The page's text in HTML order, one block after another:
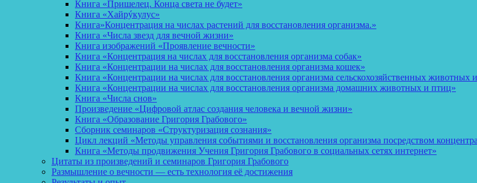
Книга «Пришелец. Конца света не будет»
Книга «Хайрýкулус»
Книга»Концентрация на числах растений для восстановления организма.»
Книга «Числа звезд для вечной жизни»
Книга изображений «Проявление вечности»
Книга «Концентрация на числах для восстановления организма собак»
Книга «Концентрации на числах для восстановления организма кошек»
Книга «Концентрации на числах для восстановления организма сельскохозяйственных животных
Книга «Концентрации на числах для восстановления организма домашних животных и птиц»
Книга «Числа снов»
Произведение «Цифровой атлас создания человека и вечной жизни»
Книга «Образование Григория Грабового»
Сборник семинаров «Структуризация сознания»
Цикл лекций «Методы управления событиями и восстановления организма посредством
Книга «Методы продвижения Учения Григория Грабового в социальных сетях интернет»
Цитаты из произведений и семинаров Григория Грабового
Размышление о вечности — есть технология её достижения